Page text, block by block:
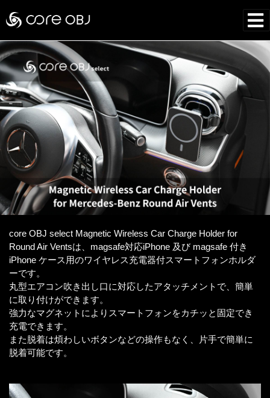
core OBJ select Magnetic Wireless Car Charge Holder for
Round Air Ventsは、magsafe対応iPhone 及び magsafe 付き
iPhone ケース用のワイヤレス充電器付スマートフォンホルダ
ーです。
丸型エアコン吹き出し口に対応したアタッチメントで、簡単
に取り付けができます。
強力なマグネットによりスマートフォンをカチッと固定でき
充電できます。
また脱着は煩わしいボタンなどの操作もなく、片手で簡単に
脱着可能です。